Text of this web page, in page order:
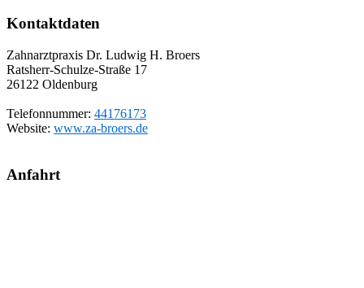
Kontaktdaten
Zahnarztpraxis Dr. Ludwig H. Broers
Ratsherr-Schulze-Straße 17
26122 Oldenburg
Telefonnummer: 44176173
Website: www.za-broers.de
Anfahrt